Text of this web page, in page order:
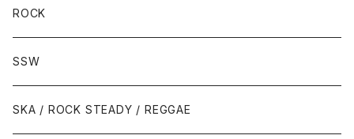
ROCK
SSW
SKA / ROCK STEADY / REGGAE